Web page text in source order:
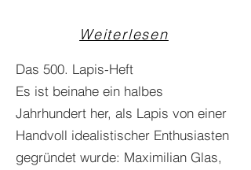
Weiterlesen
Das 500. Lapis-Heft
Es ist beinahe ein halbes
Jahrhundert her, als Lapis von einer
Handvoll idealistischer Enthusiasten
gegründet wurde: Maximilian Glas,